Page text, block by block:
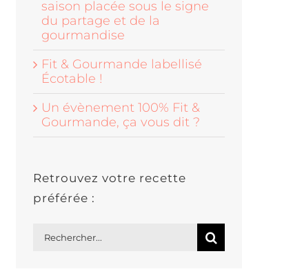
saison placée sous le signe
du partage et de la
gourmandise
Fit & Gourmande labellisé
Écotable !
Un évènement 100% Fit &
Gourmande, ça vous dit ?
Retrouvez votre recette
préférée :